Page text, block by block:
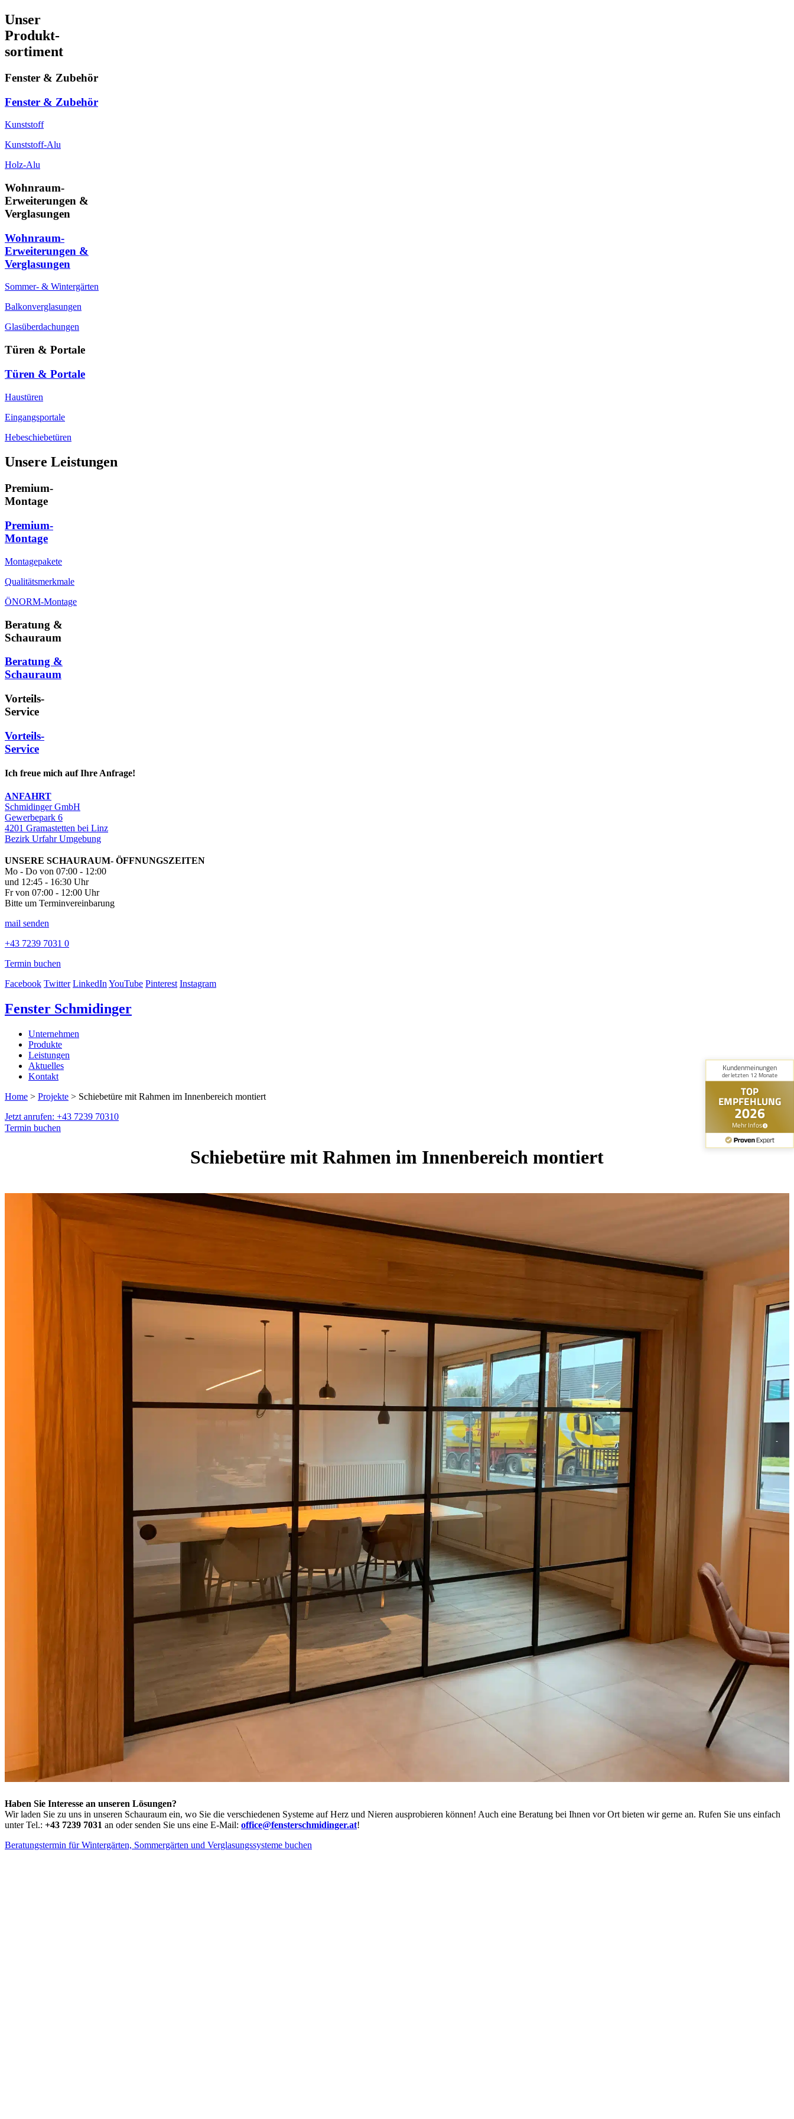
Unser
Produkt-
sortiment
Fenster & Zubehör
Fenster & Zubehör
Kunststoff
Kunststoff-Alu
Holz-Alu
Wohnraum-
Erweiterungen &
Verglasungen
Wohnraum-
Erweiterungen &
Verglasungen
Sommer- & Wintergärten
Balkonverglasungen
Glasüberdachungen
Türen & Portale
Türen & Portale
Haustüren
Eingangsportale
Hebeschiebetüren
Unsere Leistungen
Premium-
Montage
Premium-
Montage
Montagepakete
Qualitätsmerkmale
ÖNORM-Montage
Beratung &
Schauraum
Beratung &
Schauraum
Vorteils-
Service
Vorteils-
Service
Ich freue mich auf Ihre Anfrage!
ANFAHRT
Schmidinger GmbH
Gewerbepark 6
4201 Gramastetten bei Linz
Bezirk Urfahr Umgebung
UNSERE SCHAURAUM- ÖFFNUNGSZEITEN
Mo - Do von 07:00 - 12:00
und 12:45 - 16:30 Uhr
Fr von 07:00 - 12:00 Uhr
Bitte um Terminvereinbarung
mail senden
+43 7239 7031 0
Termin buchen
Facebook Twitter LinkedInYouTube Pinterest Instagram
Fenster Schmidinger
Unternehmen
Produkte
Leistungen
Aktuelles
Kontakt
Home > Projekte > Schiebetüre mit Rahmen im Innenbereich montiert
Jetzt anrufen: +43 7239 70310
Termin buchen
Schiebetüre mit Rahmen im Innenbereich montiert
Haben Sie Interesse an unseren Lösungen?
Wir laden Sie zu uns in unseren Schauraum ein, wo Sie die verschiedenen Systeme auf Herz und Nieren ausprobieren können! Auch eine Beratung bei Ihnen vor Ort bieten wir gerne an. Rufen Sie uns einfach
unter Tel.: +43 7239 7031 an oder senden Sie uns eine E-Mail: office@fensterschmidinger.at!
Beratungstermin für Wintergärten, Sommergärten und Verglasungssysteme buchen